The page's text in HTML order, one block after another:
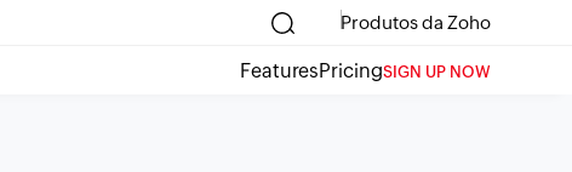
Produtos da Zoho
FeaturesPricingSIGN UP NOW